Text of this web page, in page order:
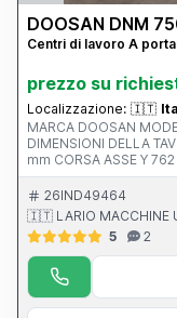
DOOSAN DNM
Centri di lavoro A
prezzo su
Localizzazione: 🇮🇹
MARCA DOOSAN MODELLO DNM 750II
DIMENSIONI DELLA
mm CORSA ASSE Y
RAPIDO ASSI X-Y-Z ATTACCO MANDRINO Iso 40 VELOCITA’
MANDRINO 12.000
KG
26IND49464
🇮🇹 LARIO MACCHINE
5
2